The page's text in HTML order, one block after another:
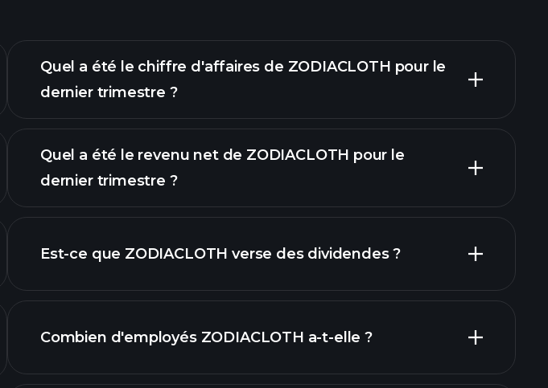
Quel a été le chiffre d'affaires de ZODIACLOTH pour le
dernier trimestre ?
Quel a été le revenu net de ZODIACLOTH pour le
dernier trimestre ?
Est-ce que ZODIACLOTH verse des dividendes ?
Combien d'employés ZODIACLOTH a-t-elle ?